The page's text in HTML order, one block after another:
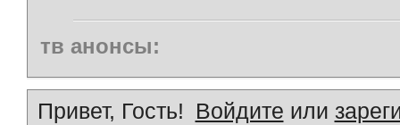
тв анонсы:
Привет, Гость! Войдите или